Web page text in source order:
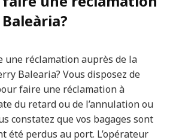
une réclamation auprès de la
Balearia? Vous disposez de
faire une réclamation à
du retard ou de l’annulation ou
constatez que vos bagages sont
été perdus au port. L’opérateur